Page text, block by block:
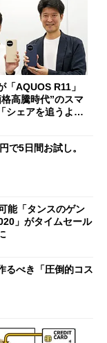
「AQUOS R11」
高騰時代”のスマ
ェアを追うより
で5日間お試し。
能「タンスのゲン
」がタイムセール
るべき「圧倒的コス